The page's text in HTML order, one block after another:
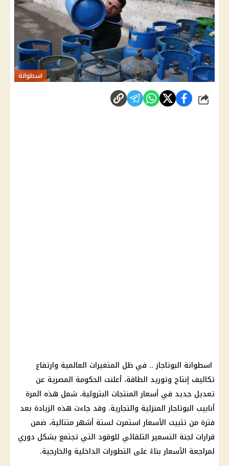
اسطوانة
شارك
اسطوانة البوتاجاز.. في ظل المتغيرات العالمية وارتفاع
تكاليف إنتاج وتوريد الطاقة، أعلنت الحكومة المصرية عن
تعديل جديد في أسعار المنتجات البترولية، شمل هذه المرة
أنابيب البوتاجاز المنزلية والتجارية. وقد جاءت هذه الزيادة بعد
فترة من تثبيت الأسعاراستمرت لستة أشهر متتالية، ضمن
قرارات لجنة التسعير التلقائي للوقود التي تجتمع بشكل دوري
لمراجعة الأسعاربناءً على التطورات الداخلية والخارجية.